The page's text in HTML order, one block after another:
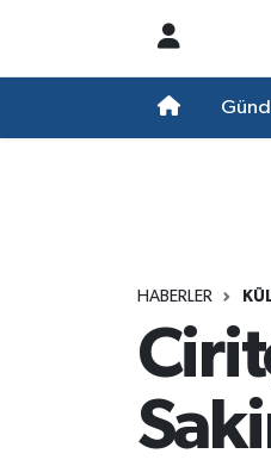
HABERLER
Süper Lig Puan
Tüm Manşetler
Son Dakika Haberleri